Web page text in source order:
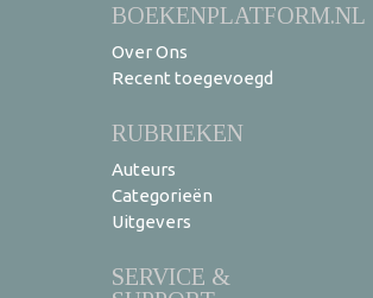
BOEKENPLATFORM.NL
Over Ons
Recent toegevoegd
RUBRIEKEN
Auteurs
Categorieën
Uitgevers
SERVICE &